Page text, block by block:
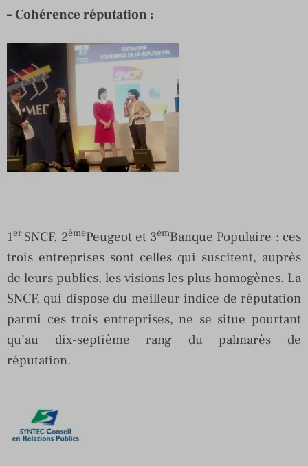
– Cohérence réputation :
1er SNCF, 2èmePeugeot et 3èmBanque Populaire : ces
trois entreprises sont celles qui suscitent, auprès
de leurs publics, les visions les plus homogènes. La
SNCF, qui dispose du meilleur indice de réputation
parmi ces trois entreprises, ne se situe pourtant
qu’au dix-septième rang du palmarès de
réputation.